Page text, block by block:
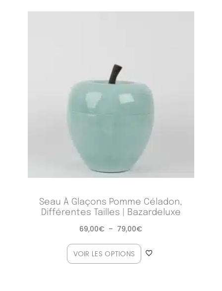
Seau À Glaçons Pomme Céladon,
Différentes Tailles | Bazardeluxe
69,00€ – 79,00€
VOIR LES OPTIONS